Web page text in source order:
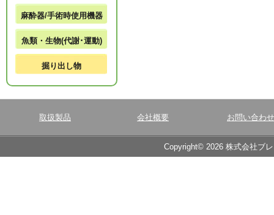
麻酔器/手術時使用機器
魚類・生物(代謝･運動)
掘り出し物
取扱製品 会社概要 お問い合わせ
Copyright© 2026 株式会社ブ